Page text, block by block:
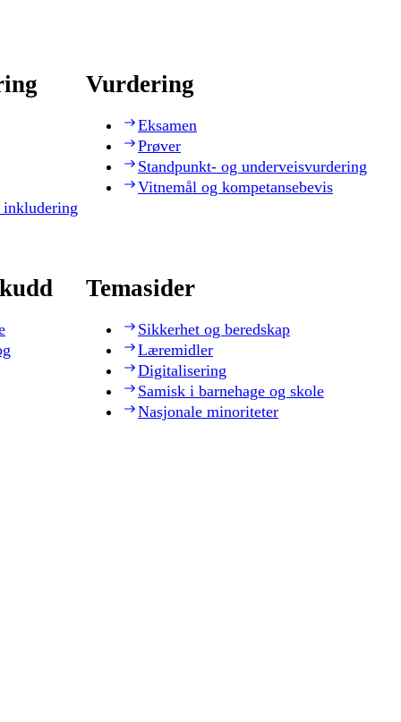
Vurdering
Eksamen
Prøver
Standpunkt- og underveisvurdering
Vitnemål og kompetansebevis
Temasider
Sikkerhet og beredskap
Læremidler
Digitalisering
Samisk i barnehage og skole
Nasjonale minoriteter